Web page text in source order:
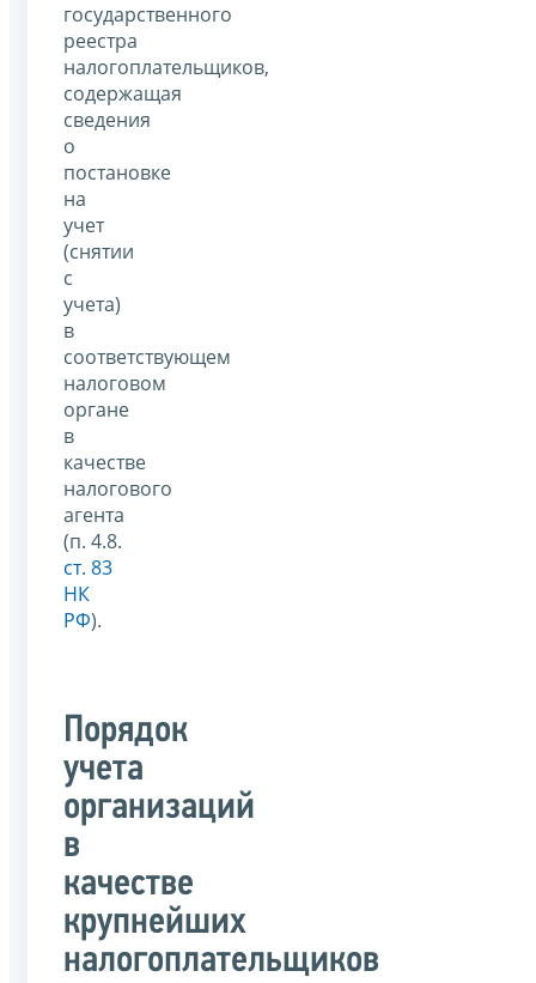
государственного
реестра
налогоплательщиков,
содержащая
сведения
о
постановке
на
учет
(снятии
с
учета)
в
соответствующем
налоговом
органе
в
качестве
налогового
агента
(п. 4.8.
ст. 83
НК
РФ).
Порядок
учета
организаций
в
качестве
крупнейших
налогоплательщиков